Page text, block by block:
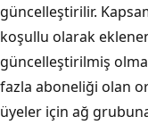
güncelleştirilir.
koşullu olarak
güncelleştirilmiş
fazla aboneliği olan
üyeler için ağ